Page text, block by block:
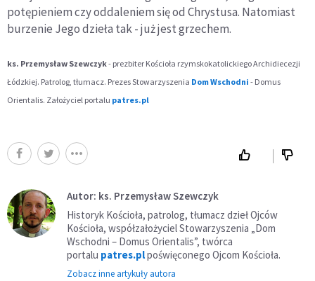
potępieniem czy oddaleniem się od Chrystusa. Natomiast
burzenie Jego dzieła tak - już jest grzechem.
ks. Przemysław Szewczyk- prezbiter Kościoła rzymskokatolickiego Archidiecezji
Łódzkiej. Patrolog, tłumacz. Prezes Stowarzyszenia Dom Wschodni - Domus
Orientalis. Założyciel portalu patres.pl
Autor: ks. Przemysław Szewczyk
Historyk Kościoła, patrolog, tłumacz dzieł Ojców
Kościoła, współzałożyciel Stowarzyszenia „Dom
Wschodni – Domus Orientalis”, twórca
portalu patres.plpoświęconego Ojcom Kościoła.
Zobacz inne artykuły autora